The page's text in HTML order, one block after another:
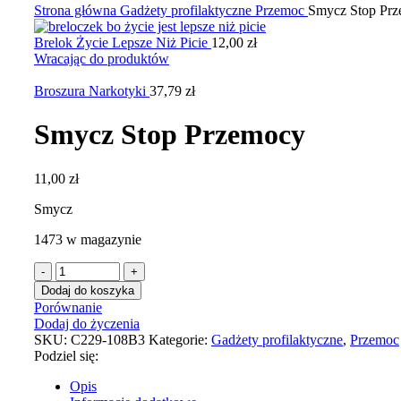
Strona główna Gadżety profilaktyczne Przemoc Smycz Stop
Brelok Życie Lepsze Niż Picie 12,00 zł
Wracając do produktów
Broszura Narkotyki 37,79 zł
Smycz Stop Przemocy
11,00 zł
Smycz
1473 w magazynie
Dodaj do koszyka
Porównanie
Dodaj do życzenia
SKU: C229-108B3 Kategorie: Gadżety profilaktyczne, Przemoc
Podziel się:
Opis